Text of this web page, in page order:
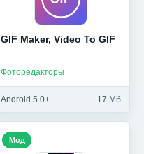
GIF Maker, Video To GIF
Фоторедакторы
Android 5.0+ 17 Мб
Мод